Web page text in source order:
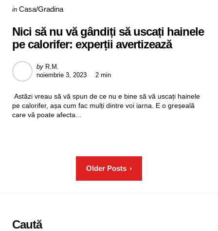
Categories
Posted
in Casa/Gradina
Nici să nu vă gândiți să uscați hainele
pe calorifer: experții avertizează
Posted
by
by R.M.
noiembrie 3, 2023
2 min
Astăzi vreau să vă spun de ce nu e bine să vă uscați hainele
pe calorifer, așa cum fac mulți dintre voi iarna. E o greșeală
care vă poate afecta...
Older Posts
Caută